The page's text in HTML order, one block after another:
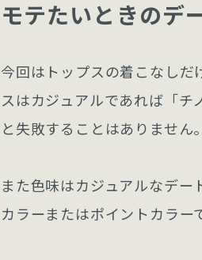
モテたいときのデ
今回はトップスの着こなしだ
スはカジュアルであれば「
と失敗することはありません。
また色味はカジュアルなデ
カラーまたはポイントカラー